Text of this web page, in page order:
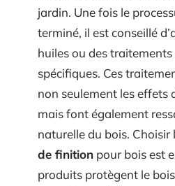
jardin. Une fois le
terminé, il est conseillé
huiles ou des
spécifiques. Ces
non seulement les effets
mais font également
naturelle du bois. Choisir
de finition pour bois est
produits protègent le